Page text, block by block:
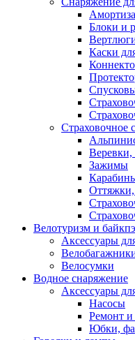
Блоки и
Каски
Страховочное
Зажимы
Оттяжки,
Велотуризм и
Аксессуары
Велосумки
Водное снаряжение
Аксессуары
Насосы
Ремонт и
Юбки,